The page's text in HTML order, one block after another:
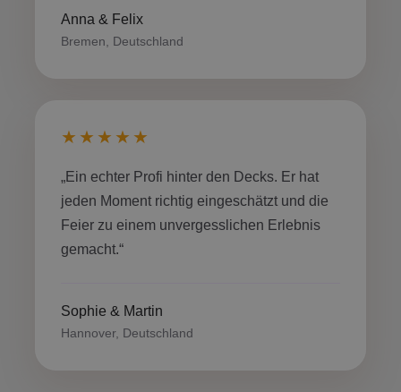
Anna & Felix
Bremen, Deutschland
★★★★★
„Ein echter Profi hinter den Decks. Er hat
jeden Moment richtig eingeschätzt und die
Feier zu einem unvergesslichen Erlebnis
gemacht.“
Sophie & Martin
Hannover, Deutschland